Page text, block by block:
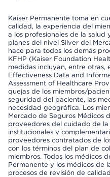
Kaiser Permanente toma en
calidad, la experiencia del
a los profesionales de la salud
planes del nivel Silver del
hace para todos los demás
KFHP (Kaiser Foundation
medidas incluyan, entre otras,
Effectiveness Data and
Assessment of Healthcare
quejas de los miembros/
seguridad del paciente, las
necesidad geográfica. Los
Mercado de Seguros Médicos
proveedores del cuidado de la
institucionales y
proveedores contratados de
con los términos del plan de
miembros. Todos los médicos
Permanente y los médicos de
procesos de revisión de